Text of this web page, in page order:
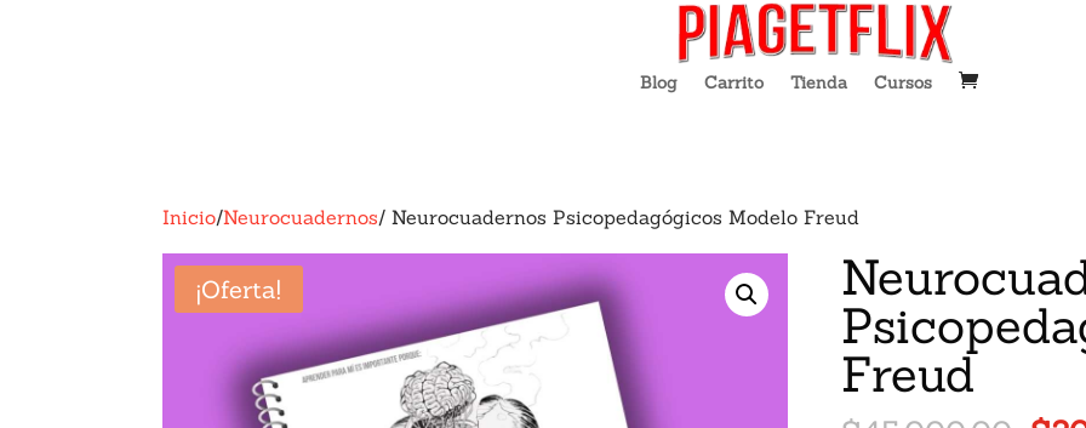
Blog Carrito Tienda Cursos
Inicio/Neurocuadernos/ Neurocuadernos Psicopedagógicos Modelo Freud
¡Oferta!
Freud